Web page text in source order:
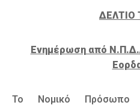
ΔΕΛΤΙΟ
Ενημέρωση από
Το Νομικό Πρόσωπο